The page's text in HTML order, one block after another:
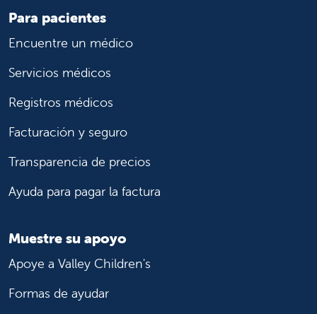
Para pacientes
Encuentre un médico
Servicios médicos
Registros médicos
Facturación y seguro
Transparencia de precios
Ayuda para pagar la factura
Muestre su apoyo
Apoye a Valley Children's
Formas de ayudar